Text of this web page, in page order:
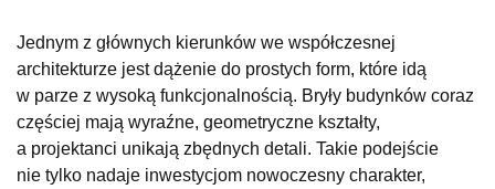
Jednym z głównych kierunków we współczesnej
architekturze jest dążenie do prostych form, które idą
w parze z wysoką funkcjonalnością. Bryły budynków coraz
częściej mają wyraźne, geometryczne kształty,
a projektanci unikają zbędnych detali. Takie podejście
nie tylko nadaje inwestycjom nowoczesny charakter,